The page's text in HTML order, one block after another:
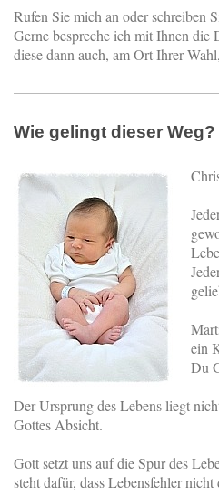
Rufen Sie mich an oder schreiben
Gerne bespreche ich mit Ihnen die
diese dann auch, am Ort Ihrer
Wie gelingt dieser Weg?
ein
Du
Der Ursprung des Lebens liegt
Gottes Absicht.
Gott setzt uns auf die Spur des
steht dafür, dass Lebensfehler